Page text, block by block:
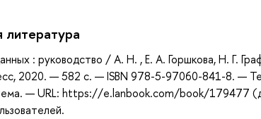
: руководство / А. Н. , Е. А. Горшкова, Н. Г.
2020. — 582 с. — ISBN 978-5-97060-841-8. —
— URL: https://e.lanbook.com/book/179477